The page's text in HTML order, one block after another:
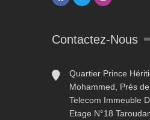
Contactez-Nous
Quartier Prince
Mohammed, Prés
Telecom Immeuble
Etage N°18